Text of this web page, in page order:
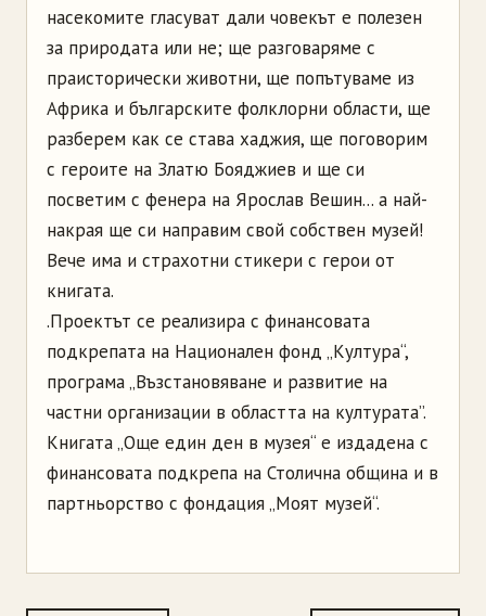
насекомите гласуват дали човекът е полезен
за природата или не; ще разговаряме с
праисторически животни, ще попътуваме из
Африка и българските фолклорни области, ще
разберем как се става хаджия, ще поговорим
с героите на Златю Бояджиев и ще си
посветим с фенера на Ярослав Вешин... а най-
накрая ще си направим свой собствен музей!
Вече има и страхотни стикери с герои от
книгата.
.Проектът се реализира с финансовата
подкрепата на Национален фонд „Култура“,
програма „Възстановяване и развитие на
частни организации в областта на културата”.
Книгата „Още един ден в музея“ е издадена с
финансовата подкрепа на Столична община и в
партньорство с фондация „Моят музей“.